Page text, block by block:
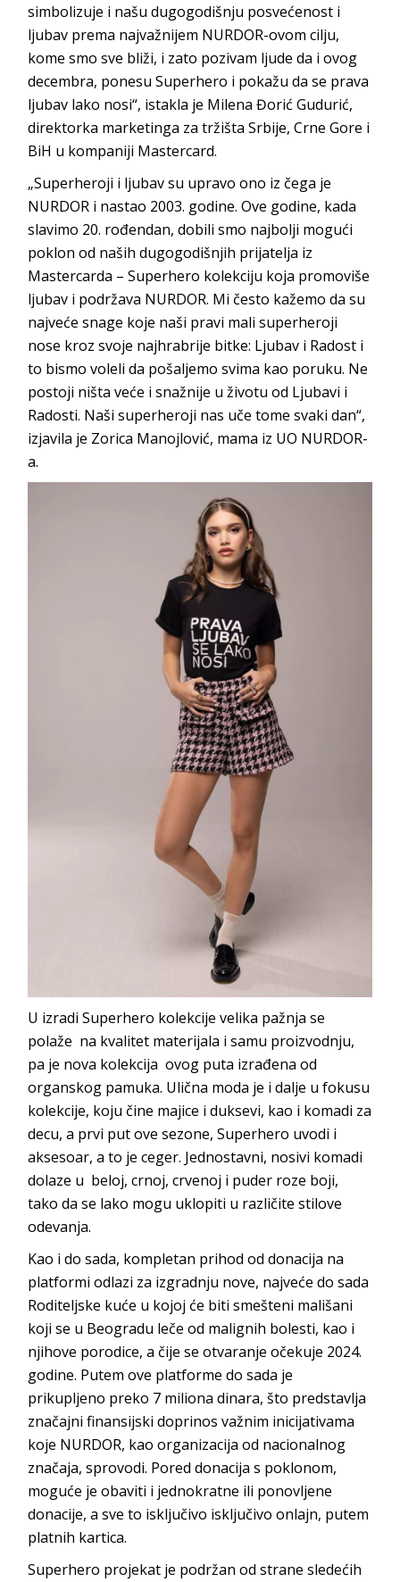
simbolizuje i našu dugogodišnju posvećenost i
ljubav prema najvažnijem NURDOR-ovom cilju,
kome smo sve bliži, i zato pozivam ljude da i ovog
decembra, ponesu Superhero i pokažu da se prava
ljubav lako nosi“, istakla je Milena Đorić Gudurić,
direktorka marketinga za tržišta Srbije, Crne Gore i
BiH u kompaniji Mastercard.
„Superheroji i ljubav su upravo ono iz čega je
NURDOR i nastao 2003. godine. Ove godine, kada
slavimo 20. rođendan, dobili smo najbolji mogući
poklon od naših dugogodišnjih prijatelja iz
Mastercarda – Superhero kolekciju koja promoviše
ljubav i podržava NURDOR. Mi često kažemo da su
najveće snage koje naši pravi mali superheroji
nose kroz svoje najhrabrije bitke: Ljubav i Radost i
to bismo voleli da pošaljemo svima kao poruku. Ne
postoji ništa veće i snažnije u životu od Ljubavi i
Radosti. Naši superheroji nas uče tome svaki dan“,
izjavila je Zorica Manojlović, mama iz UO NURDOR-
a.
U izradi Superhero kolekcije velika pažnja se
polaže na kvalitet materijala i samu proizvodnju,
pa je nova kolekcija ovog puta izrađena od
organskog pamuka. Ulična moda je i dalje u fokusu
kolekcije, koju čine majice i duksevi, kao i komadi za
decu, a prvi put ove sezone, Superhero uvodi i
aksesoar, a to je ceger. Jednostavni, nosivi komadi
dolaze u beloj, crnoj, crvenoj i puder roze boji,
tako da se lako mogu uklopiti u različite stilove
odevanja.
Kao i do sada, kompletan prihod od donacija na
platformi odlazi za izgradnju nove, najveće do sada
Roditeljske kuće u kojoj će biti smešteni mališani
koji se u Beogradu leče od malignih bolesti, kao i
njihove porodice, a čije se otvaranje očekuje 2024.
godine. Putem ove platforme do sada je
prikupljeno preko 7 miliona dinara, što predstavlja
značajni finansijski doprinos važnim inicijativama
koje NURDOR, kao organizacija od nacionalnog
značaja, sprovodi. Pored donacija s poklonom,
moguće je obaviti i jednokratne ili ponovljene
donacije, a sve to isključivo isključivo onlajn, putem
platnih kartica.
Superhero projekat je podržan od strane sledećih